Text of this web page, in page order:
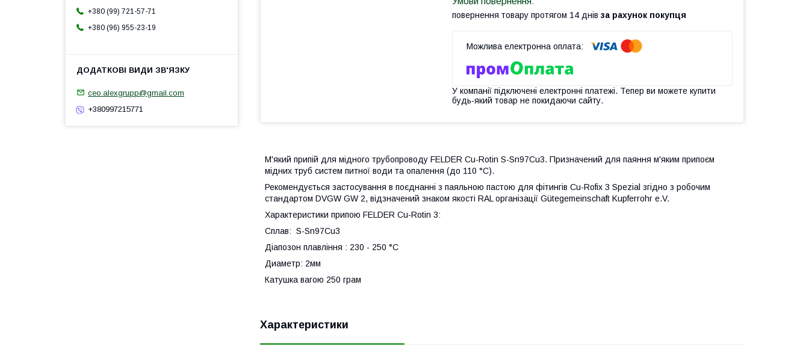
повернення товару протягом 14 днів за рахунок покупця
У компанії підключені електронні платежі. Тепер ви можете купити
будь-який товар не покидаючи сайту.
М'який припій для мідного трубопроводу FELDER Cu-Rotin S-Sn97Cu3. Призначений для паяння м'яким припоєм
мідних труб систем питної води та опалення (до 110 °C).
Рекомендується застосування в поєднанні з паяльною пастою для фітингів Cu-Rofix 3 Spezial згідно з робочим
стандартом DVGW GW 2, відзначений знаком якості RAL організації Gütegemeinschaft Kupferrohr e.V.
Характеристики припою FELDER Cu-Rotin 3:
Сплав: S-Sn97Cu3
Діапозон плавління : 230 - 250 °C
Диаметр: 2мм
Катушка вагою 250 грам
Характеристики
+380 (99) 721-57-71
+380 (96) 955-23-19
ceo.alexgrupp@gmail.com
+380997215771